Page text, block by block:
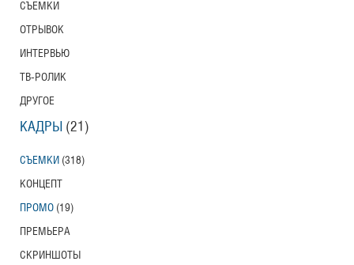
СЪЕМКИ
ОТРЫВОК
ИНТЕРВЬЮ
ТВ-РОЛИК
ДРУГОЕ
КАДРЫ (21)
СЪЕМКИ (318)
КОНЦЕПТ
ПРОМО (19)
ПРЕМЬЕРА
СКРИНШОТЫ